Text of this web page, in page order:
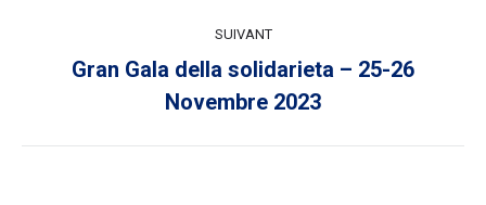
SUIVANT
Article
suivant
:
Gran Gala della solidarieta – 25-26
Novembre 2023